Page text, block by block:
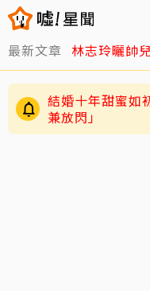
最新文章 林志玲曬帥
結婚十年甜蜜如
兼放閃」